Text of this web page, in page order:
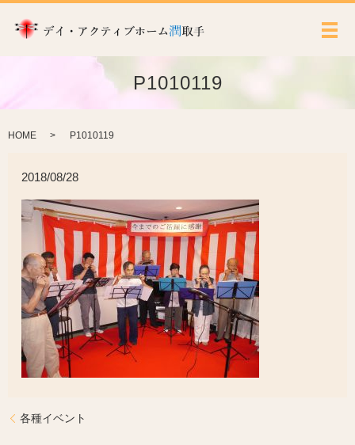
メ
P1010119
HOME P1010119
2018/08/28
各種イベント